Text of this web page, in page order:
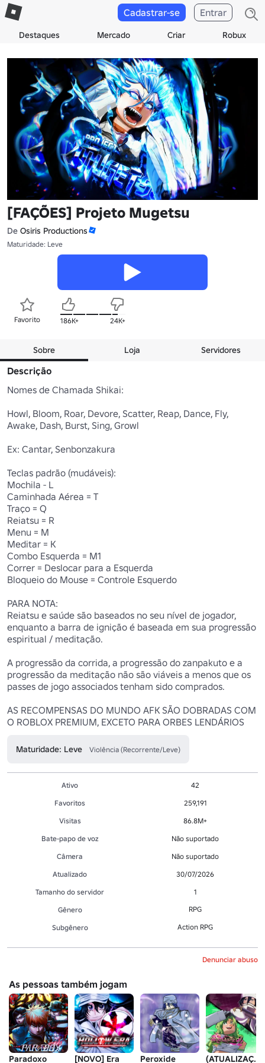
Destaques Mercado Criar Robux
Cadastrar-se Entrar
[FAÇÕES] Projeto Mugetsu
De Osiris Productions
Maturidade: Leve
Favorito 186K+ 24K+
Sobre Loja Servidores
Descrição
Nomes de Chamada Shikai:
Howl, Bloom, Roar, Devore, Scatter, Reap, Dance, Fly,
Awake, Dash, Burst, Sing, Growl
Ex: Cantar, Senbonzakura
Teclas padrão (mudáveis):
Mochila - L
Caminhada Aérea = T
Traço = Q
Reiatsu = R
Menu = M
Meditar = K
Combo Esquerda = M1
Correr = Deslocar para a Esquerda
Bloqueio do Mouse = Controle Esquerdo
PARA NOTA:
Reiatsu e saúde são baseados no seu nível de jogador,
enquanto a barra de ignição é baseada em sua progressão
espiritual / meditação.
A progressão da corrida, a progressão do zanpakuto e a
progressão da meditação não são viáveis a menos que os
passes de jogo associados tenham sido comprados.
AS RECOMPENSAS DO MUNDO AFK SÃO DOBRADAS COM
O ROBLOX PREMIUM, EXCETO PARA ORBES LENDÁRIOS
Maturidade: Leve Violência (Recorrente/Leve)
Ativo
42
Favoritos
259,191
Visitas
86.8M+
Bate-papo de voz
Não suportado
Câmera
Não suportado
Atualizado
30/07/2026
Tamanho do servidor
1
Gênero
RPG
Subgênero Action RPG
Denunciar abuso
As pessoas também jogam
Paradoxo
[NOVO] Era
Peroxide